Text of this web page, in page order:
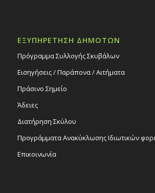
ΕΞΥΠΗΡΕΤΗΣΗ ΔΗΜΟΤΩΝ
Πρόγραμμα Συλλογής Σκυβάλων
Εισηγήσεις / Παράπονα / Αιτήματα
Πράσινο Σημείο
Άδειες
Διατήρηση Σκύλου
Προγράμματα Ανακύκλωσης Ιδιωτικών
Επικοινωνία